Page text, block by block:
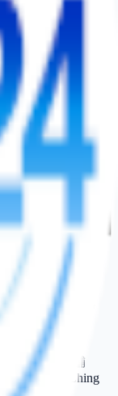
下 31-39 號舖
23 Sai Ching